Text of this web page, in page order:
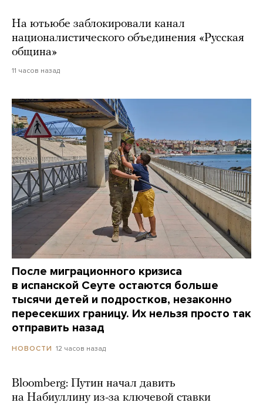
На ютьюбе заблокировали канал
националистического объединения «Русская
община»
11 часов назад
После миграционного кризиса
в испанской Сеуте остаются больше
тысячи детей и подростков, незаконно
пересекших границу. Их нельзя просто так
отправить назад
НОВОСТИ 12 часов назад
Bloomberg: Путин начал давить
на Набиуллину из-за ключевой ставки